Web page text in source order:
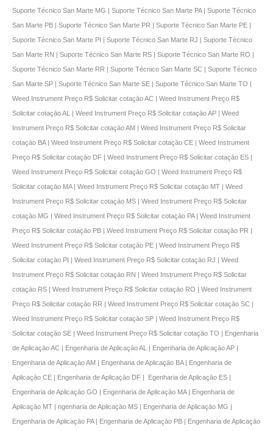
Suporte Técnico San Marte MG | Suporte Técnico San Marte PA | Suporte Técnico
San Marte PB | Suporte Técnico San Marte PR | Suporte Técnico San Marte PE |
Suporte Técnico San Marte PI | Suporte Técnico San Marte RJ | Suporte Técnico
San Marte RN | Suporte Técnico San Marte RS | Suporte Técnico San Marte RO |
Suporte Técnico San Marte RR | Suporte Técnico San Marte SC | Suporte Técnico
San Marte SP | Suporte Técnico San Marte SE | Suporte Técnico San Marte TO |
Weed Instrument Preço R$ Solicitar cotaçāo AC | Weed Instrument Preço R$
Solicitar cotaçāo AL | Weed Instrument Preço R$ Solicitar cotaçāo AP | Weed
Instrument Preço R$ Solicitar cotaçāo AM | Weed Instrument Preço R$ Solicitar
cotaçāo BA | Weed Instrument Preço R$ Solicitar cotaçāo CE | Weed Instrument
Preço R$ Solicitar cotaçāo DF | Weed Instrument Preço R$ Solicitar cotaçāo ES |
Weed Instrument Preço R$ Solicitar cotaçāo GO | Weed Instrument Preço R$
Solicitar cotaçāo MA | Weed Instrument Preço R$ Solicitar cotaçāo MT | Weed
Instrument Preço R$ Solicitar cotaçāo MS | Weed Instrument Preço R$ Solicitar
cotaçāo MG | Weed Instrument Preço R$ Solicitar cotaçāo PA | Weed Instrument
Preço R$ Solicitar cotaçāo PB | Weed Instrument Preço R$ Solicitar cotaçāo PR |
Weed Instrument Preço R$ Solicitar cotaçāo PE | Weed Instrument Preço R$
Solicitar cotaçāo PI | Weed Instrument Preço R$ Solicitar cotaçāo RJ | Weed
Instrument Preço R$ Solicitar cotaçāo RN | Weed Instrument Preço R$ Solicitar
cotaçāo RS | Weed Instrument Preço R$ Solicitar cotaçāo RO | Weed Instrument
Preço R$ Solicitar cotaçāo RR | Weed Instrument Preço R$ Solicitar cotaçāo SC |
Weed Instrument Preço R$ Solicitar cotaçāo SP | Weed Instrument Preço R$
Solicitar cotaçāo SE | Weed Instrument Preço R$ Solicitar cotaçāo TO | Engenharia
de Aplicaçāo AC | Engenharia de Aplicaçāo AL | Engenharia de Aplicaçāo AP |
Engenharia de Aplicaçāo AM | Engenharia de Aplicaçāo BA | Engenharia de
Aplicaçāo CE | Engenharia de Aplicaçāo DF | Egenharia de Aplicaçāo ES |
Engenharia de Aplicaçāo GO | Engenharia de Aplicaçāo MA | Engenharia de
Aplicaçāo MT | ngenharia de Aplicaçāo MS | Engenharia de Aplicaçāo MG |
Engenharia de Aplicaçāo PA | Engenharia de Aplicaçāo PB | Engenharia de Aplicaçāo